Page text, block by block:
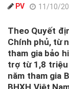
PV 11/10/
Theo Quyết
Chính phủ, từ
tham gia bảo
trợ từ 1,8
năm tham gia
BHXH Việt